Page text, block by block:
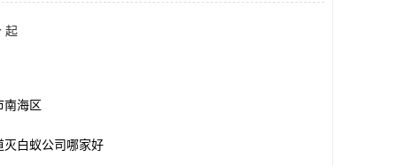
起
南海区
灭白蚁公司哪家好